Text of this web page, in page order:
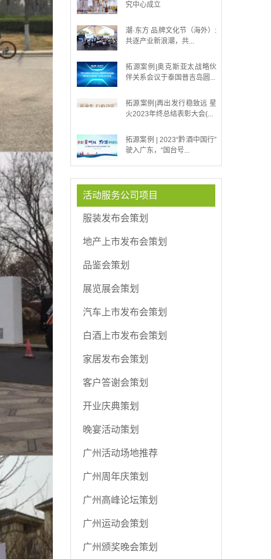
究中心成立
潮·东方 品牌文化节（海外）:
共逐产业新浪潮，共...
拓源案例|奥克斯亚太战略伙
伴关系会议于泰国普吉岛圆...
拓源案例|再出发行稳致远 星
火2023年终总结表彰大会(...
拓源案例 | 2023“黔酒中国行”
驶入广东，“国台号...
活动服务公司项目
服装发布会策划
地产上市发布会策划
品鉴会策划
展览展会策划
汽车上市发布会策划
白酒上市发布会策划
家居发布会策划
客户答谢会策划
开业庆典策划
晚宴活动策划
广州活动场地推荐
广州周年庆策划
广州高峰论坛策划
广州运动会策划
广州颁奖晚会策划